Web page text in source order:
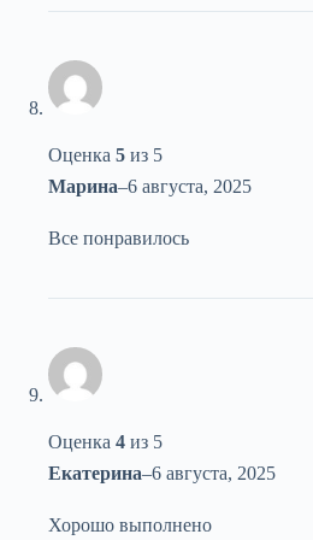
Оценка 5 из 5
Марина–6 августа, 2025
Все понравилось
Оценка 4 из 5
Екатерина–6 августа, 2025
Хорошо выполнено